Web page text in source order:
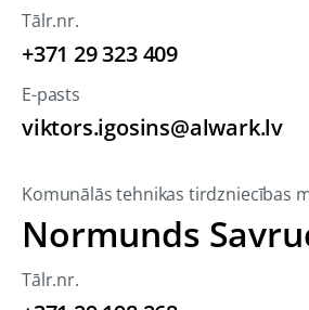
Tālr.nr.
+371 29 323 409
E-pasts
viktors.igosins@alwark.lv
Komunālās tehnikas tirdzniecības
Normunds
Tālr.nr.